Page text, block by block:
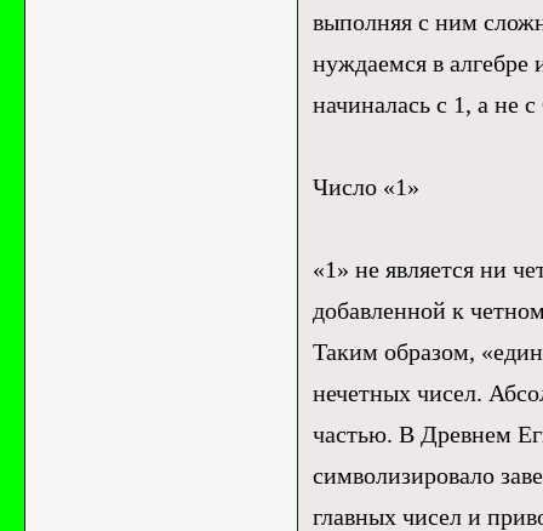
выполняя с ним
нуждаемся в алгебре
начиналась с 1, а не с
Число «1»
«1» не является ни
добавленной к
Таким образом,
нечетных чисел.
частью. В Древнем
символизировало
главных чисел и